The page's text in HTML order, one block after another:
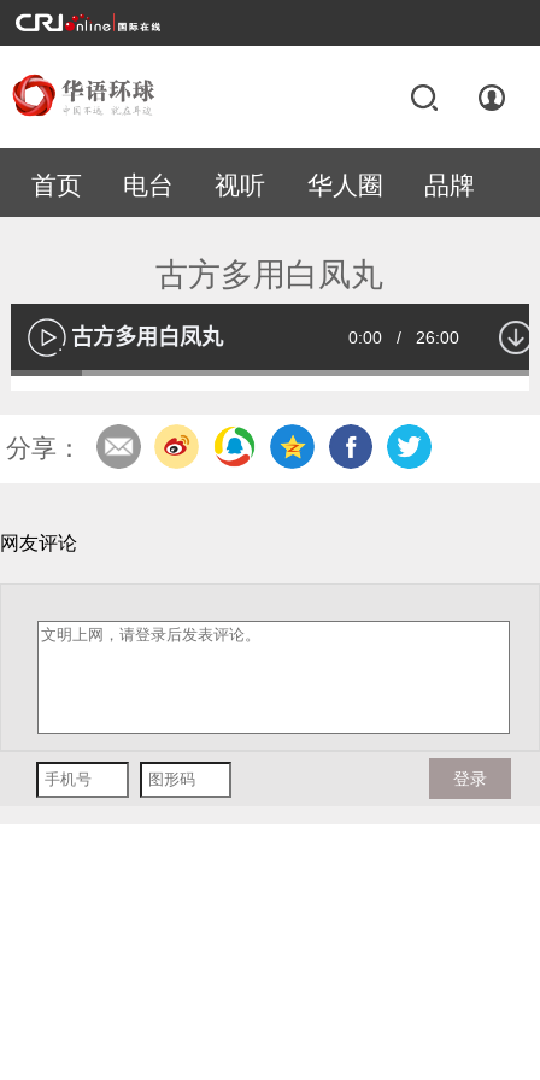
首页 电台 视听 华人圈 品牌
古方多用白凤丸
播
放
古方多用白凤丸 Current
0:00 / Duration
26:00
Loaded:
分享：
网友评论
登录